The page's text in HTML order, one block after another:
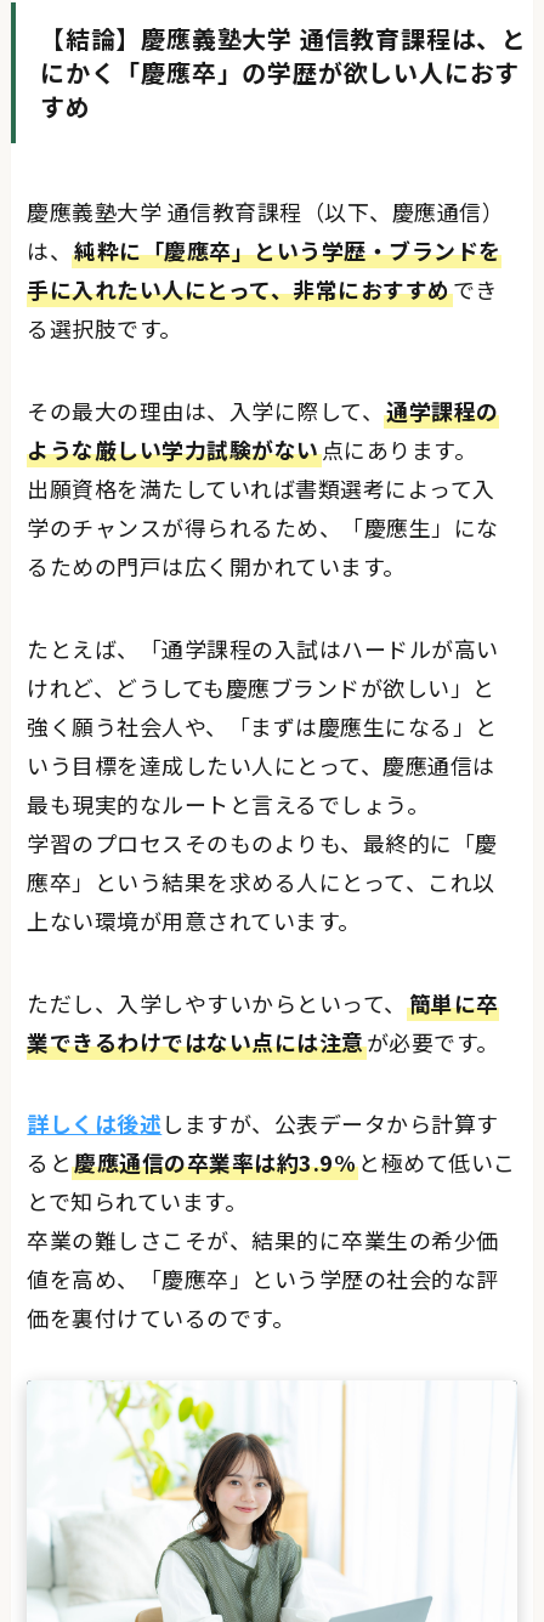
【結論】慶應義塾大学 通信教育課程は、と
にかく「慶應卒」の学歴が欲しい人におす
すめ
慶應義塾大学 通信教育課程（以下、慶應通信）
は、純粋に「慶應卒」という学歴・ブランドを
手に入れたい人にとって、非常におすすめでき
る選択肢です。
その最大の理由は、入学に際して、通学課程の
ような厳しい学力試験がない点にあります。
出願資格を満たしていれば書類選考によって入
学のチャンスが得られるため、「慶應生」にな
るための門戸は広く開かれています。
たとえば、「通学課程の入試はハードルが高い
けれど、どうしても慶應ブランドが欲しい」と
強く願う社会人や、「まずは慶應生になる」と
いう目標を達成したい人にとって、慶應通信は
最も現実的なルートと言えるでしょう。
学習のプロセスそのものよりも、最終的に「慶
應卒」という結果を求める人にとって、これ以
上ない環境が用意されています。
ただし、入学しやすいからといって、 簡単に卒
業できるわけではない点には注意が必要です。
詳しくは後述しますが、公表データから計算す
ると慶應通信の卒業率は約3.9%と極めて低いこ
とで知られています。
卒業の難しさこそが、結果的に卒業生の希少価
値を高め、「慶應卒」という学歴の社会的な評
価を裏付けているのです。